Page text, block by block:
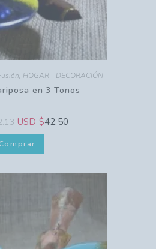
, HOGAR - DECORACIÓN
en 3 Tonos
USD $42.50
Comprar